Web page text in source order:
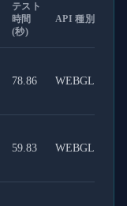
テスト
時間
(秒)
API 種別
78.86 WEBGL
59.83 WEBGL